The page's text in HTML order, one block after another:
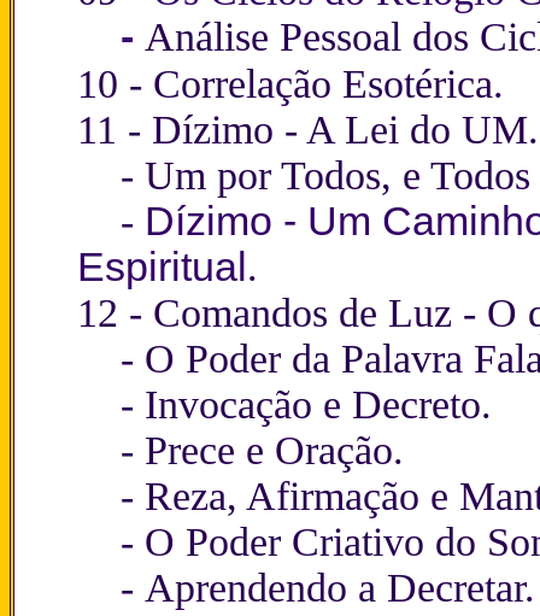
- Análise Pessoal dos
10 - Correlação Esotérica.
11 - Dízimo - A Lei do UM.
- Um por Todos, e
- Dízimo - Um
Espiritual.
12 - Comandos de Luz - O
- O Poder da Palavra
- Invocação e Decreto.
- Prece e Oração.
- Reza, Afirmação e
- O Poder Criativo do
- Aprendendo a Decretar.